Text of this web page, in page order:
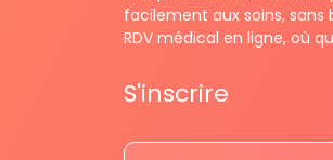
facilement aux soins, sans
RDV médical en ligne, où
S'inscrire